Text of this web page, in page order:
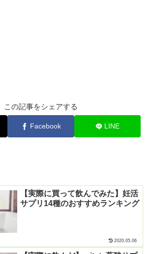
この記事をシェアする
Facebook LINE
【実際に買って飲んでみた】妊活
サプリ14種のおすすめランキング
2020.05.06